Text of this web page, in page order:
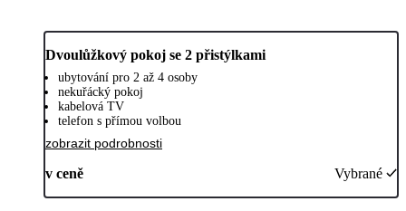
Dvoulůžkový pokoj se 2 přistýlkami
ubytování pro 2 až 4 osoby
nekuřácký pokoj
kabelová TV
telefon s přímou volbou
zobrazit podrobnosti
v ceně Vybrané